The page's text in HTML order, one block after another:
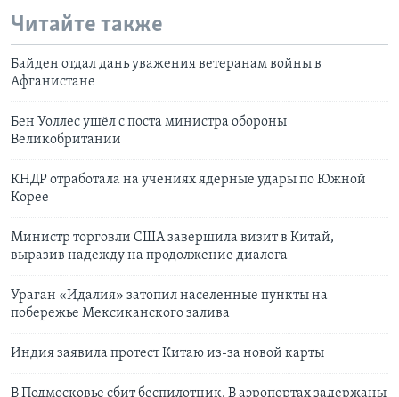
Читайте также
Байден отдал дань уважения ветеранам войны в
Афганистане
Бен Уоллес ушёл с поста министра обороны
Великобритании
КНДР отработала на учениях ядерные удары по Южной
Корее
Министр торговли США завершила визит в Китай,
выразив надежду на продолжение диалога
Ураган «Идалия» затопил населенные пункты на
побережье Мексиканского залива
Индия заявила протест Китаю из-за новой карты
В Подмосковье сбит беспилотник. В аэропортах задержаны